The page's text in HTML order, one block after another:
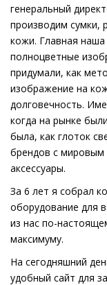
генеральный
производим сумки,
кожи. Главная
полноцветные
придумали, как
изображение на
долговечность.
когда на рынке
была, как глоток
брендов с мировым
аксессуары.
За 6 лет я собрал
оборудование для
из нас по-
максимуму.
На сегодняшний
удобный сайт для